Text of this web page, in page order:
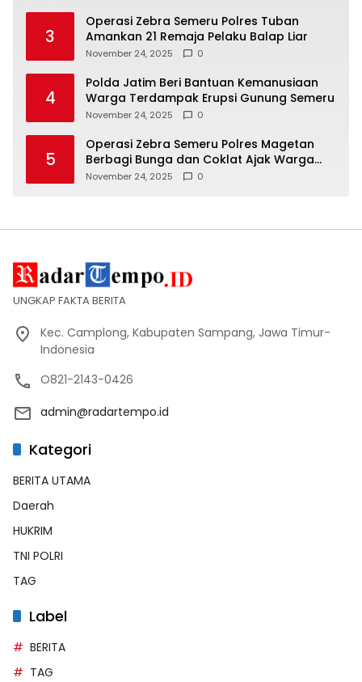
3
Operasi Zebra Semeru Polres Tuban
Amankan 21 Remaja Pelaku Balap Liar
November 24, 2025 0
4
Polda Jatim Beri Bantuan Kemanusiaan
Warga Terdampak Erupsi Gunung Semeru
November 24, 2025 0
5
Operasi Zebra Semeru Polres Magetan
Berbagi Bunga dan Coklat Ajak Warga
Tertib Lalin
November 24, 2025 0
UNGKAP FAKTA BERITA
Kec. Camplong, Kabupaten Sampang, Jawa Timur-
Indonesia
O821-2143-0426
admin@radartempo.id
Kategori
BERITA UTAMA
Daerah
HUKRIM
TNI POLRI
TAG
Label
BERITA
TAG